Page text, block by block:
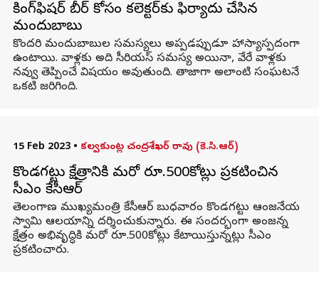
కింగ్‌ఫిషర్ బీర్ కోసం కలెక్టర్‌కు ఫిర్యాదు చేసిన
మందుబాబు
కొందరి మందుబాబుల సమస్యలు అప్పడప్పుడూ హాస్యాస్పదంగా
ఉంటాయి. వాళ్లకు అది సీరియస్ సమస్య అయినా, వేరే వాళ్లకు
నవ్వు తెప్పించే విషయం అవుతుంది. తాజాగా అలాంటి సంఘటనే
ఒకటి జరిగింది.
15 Feb 2023 • కల్వకుంట్ల చంద్రశేఖర్ రావు (కె.సి.ఆర్)
కొండగట్టు క్షేత్రానికి మరో రూ.500కోట్లు ప్రకటించిన
సీఎం కేసీఆర్
తెలంగాణ ముఖ్యమంత్రి కేసీఆర్ బుధవారం కొండగట్టు ఆంజనేయ
స్వామి ఆలయాన్ని దర్శించుకున్నారు. ఈ సందర్భంగా అంజన్న
క్షేత్రం అభివృద్ధికి మరో రూ.500కోట్లు కేటాయిస్తున్నట్లు సీఎం
ప్రకటించారు.